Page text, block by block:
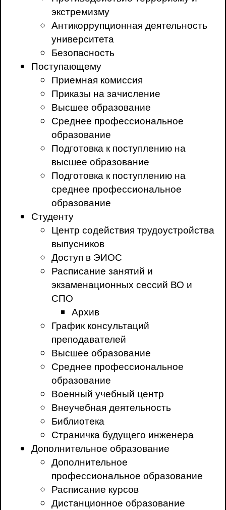
экстремизму
Антикоррупционная деятельность
университета
Безопасность
Поступающему
Приемная комиссия
Приказы на зачисление
Высшее образование
Среднее профессиональное
образование
Подготовка к поступлению на
высшее образование
Подготовка к поступлению на
среднее профессиональное
образование
Студенту
Центр содействия трудоустройства
выпусников
Доступ в ЭИОС
Расписание занятий и
экзаменационных сессий ВО и
СПО
Архив
График консультаций
преподавателей
Высшее образование
Среднее профессиональное
образование
Военный учебный центр
Внеучебная деятельность
Библиотека
Страничка будущего инженера
Дополнительное образование
Дополнительное
профессиональное образование
Расписание курсов
Дистанционное образование